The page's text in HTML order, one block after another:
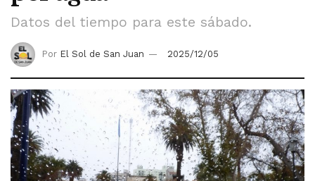
Datos del tiempo para este sábado.
Por El Sol de San Juan 2025/12/05